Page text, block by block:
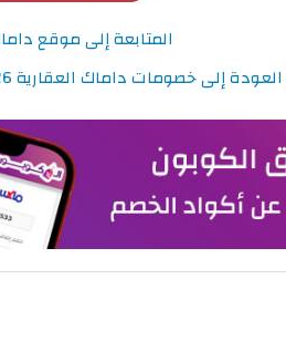
المتابعة إلى موقع
العودة إلى خصومات داماك العقارية 2026 | تخفيضات داماك العقارية